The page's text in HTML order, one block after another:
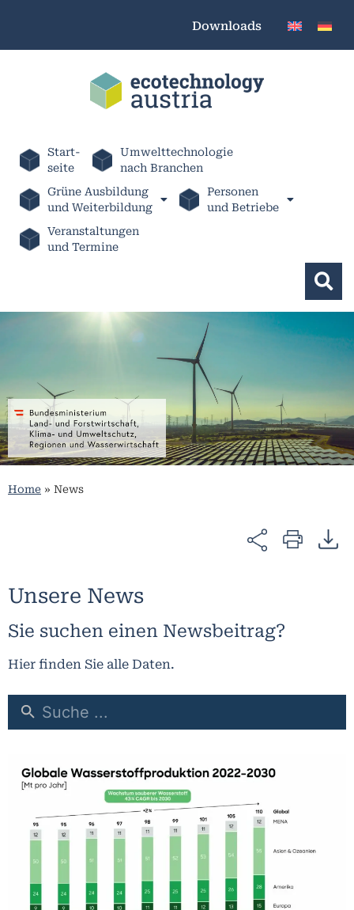
Downloads
Start-
seite
Umwelttechnologie
nach Branchen
Grüne Ausbildung
und Weiterbildung
Personen
und Betriebe
Veranstaltungen
und Termine
Home » News
Unsere News​
Sie suchen einen Newsbeitrag?
Hier finden Sie alle Daten.